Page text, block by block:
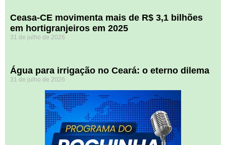
Ceasa-CE movimenta mais de R$ 3,1 bilhões
em hortigranjeiros em 2025
31 de julho de 2026
Água para irrigação no Ceará: o eterno dilema
31 de julho de 2026